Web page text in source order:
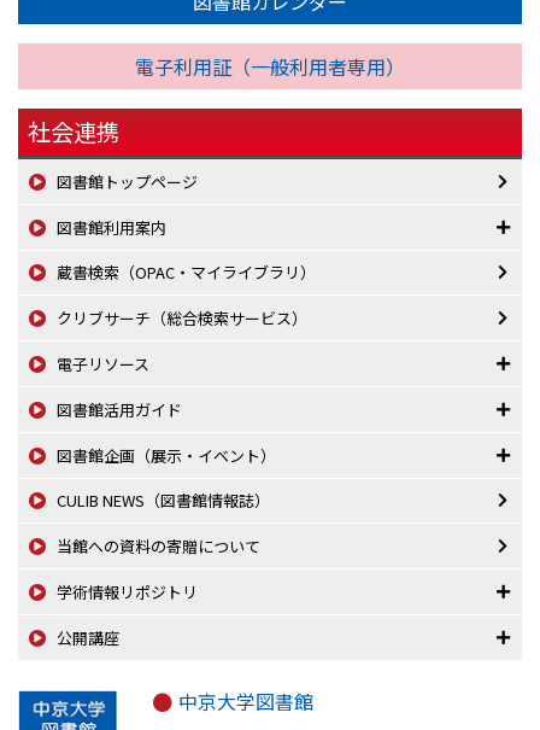
電子利用証（一般利用者専用）
社会連携
図書館トップページ
図書館利用案内
蔵書検索（OPAC・マイライブラリ）
クリブサーチ（総合検索サービス）
電子リソース
図書館活用ガイド
図書館企画（展示・イベント）
CULIB NEWS（図書館情報誌）
当館への資料の寄贈について
学術情報リポジトリ
公開講座
中京大学図書館